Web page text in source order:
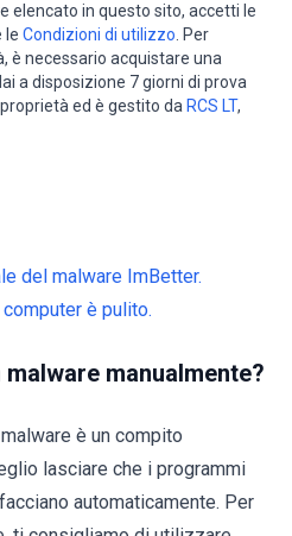
elencato in questo sito, accetti le
le Condizioni di utilizzo. Per
è necessario acquistare una
a disposizione 7 giorni di prova
ed è gestito da RCS LT,
del malware ImBetter.
è pulito.
manualmente?
è un compito
lasciare che i programmi
automaticamente. Per